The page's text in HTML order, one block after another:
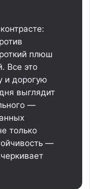
плюш
Все это
и дорогую
выглядит
—
только
—